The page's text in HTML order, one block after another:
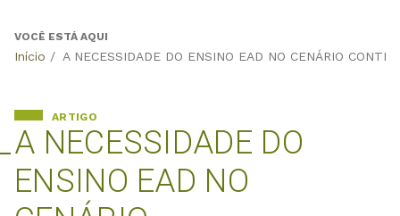
Back
VOCÊ ESTÁ AQUI
Início / A NECESSIDADE DO ENSINO EAD NO CENÁRIO
A NECESSIDADE DO
ENSINO EAD NO
ARTIGO